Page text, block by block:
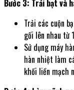
Bước 3: Trải bạt và
Trải các cuộn
gối lên nhau từ
Sử dụng máy
hàn nhiệt làm
khối liền mạch